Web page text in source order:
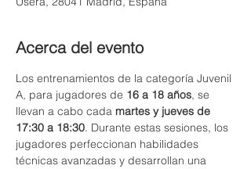
Acerca del evento
Los entrenamientos de la categoría Juvenil
A, para jugadores de 16 a 18 años, se
llevan a cabo cada martes y jueves de
17:30 a 18:30. Durante estas sesiones, los
jugadores perfeccionan habilidades
técnicas avanzadas y desarrollan una